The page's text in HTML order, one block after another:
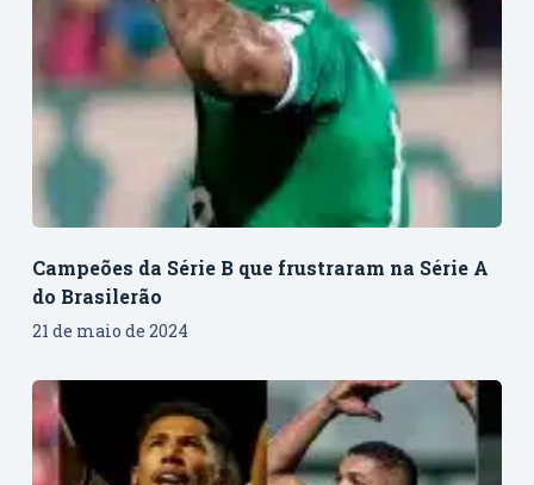
Campeões da Série B que frustraram na Série A
do Brasilerão
21 de maio de 2024